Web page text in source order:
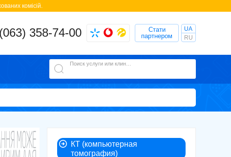
комісій.
358-74-00
Стати
партнером
UA
RU
КТ (компьютерная
томография)